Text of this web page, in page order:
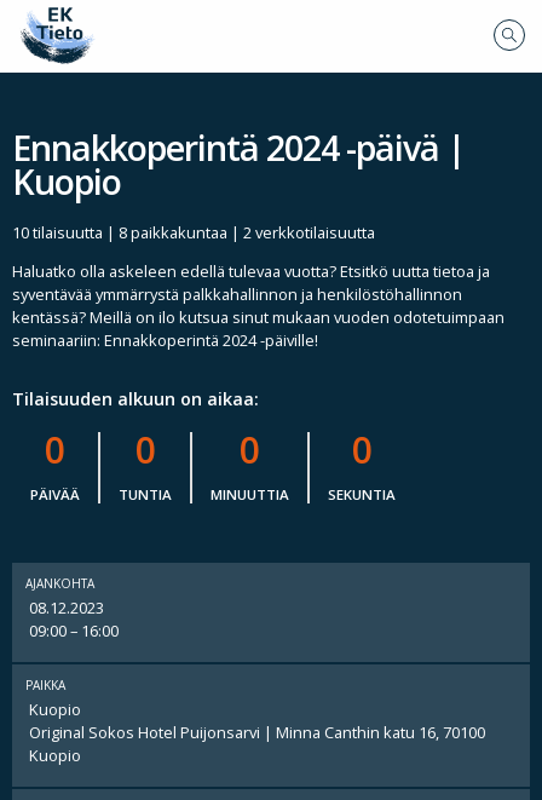
Ennakkoperintä 2024 -päivä |
Kuopio
10 tilaisuutta | 8 paikkakuntaa | 2 verkkotilaisuutta
Haluatko olla askeleen edellä tulevaa vuotta? Etsitkö uutta tietoa ja
syventävää ymmärrystä palkkahallinnon ja henkilöstöhallinnon
kentässä? Meillä on ilo kutsua sinut mukaan vuoden odotetuimpaan
seminaariin: Ennakkoperintä 2024 -päiville!
Tilaisuuden alkuun on aikaa:
0
PÄIVÄÄ
0
TUNTIA
0
MINUUTTIA
0
SEKUNTIA
AJANKOHTA
08.12.2023
09:00 – 16:00
PAIKKA
Kuopio
Original Sokos Hotel Puijonsarvi | Minna Canthin katu 16, 70100
Kuopio